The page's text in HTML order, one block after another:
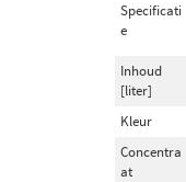
Specificati
e
Inhoud
[liter]
Kleur
Concentra
at